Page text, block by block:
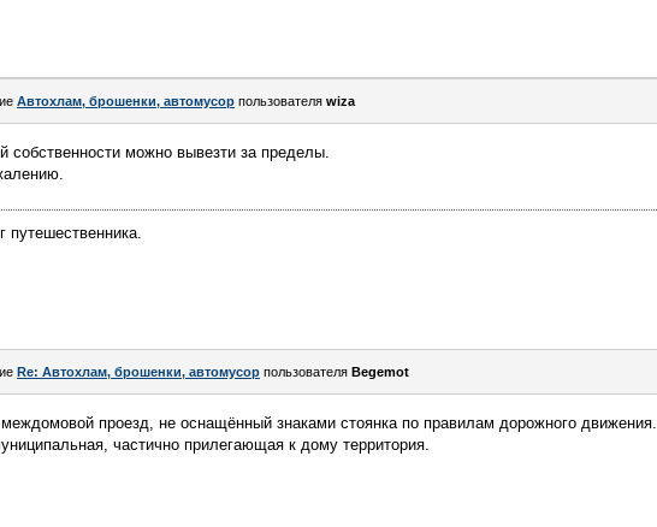
Автохлам, брошенки, автомусор пользователя wiza
собственности можно вывезти за пределы.
путешественника.
Re: Автохлам, брошенки, автомусор пользователя Begemot
проезд, не оснащённый знаками стоянка по правилам дорожного движения.
частично прилегающая к дому территория.